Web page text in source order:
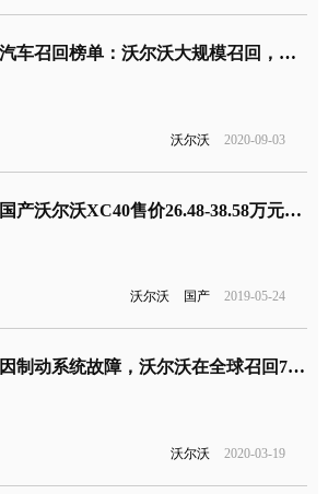
汽车召回榜单：沃尔沃大规模召回，两自主品牌上榜
沃尔沃 2020-09-03
国产沃尔沃XC40售价26.48-38.58万元，准备打折出售吗？
沃尔沃 国产 2019-05-24
因制动系统故障，沃尔沃在全球召回73.6万辆汽车
沃尔沃 2020-03-19